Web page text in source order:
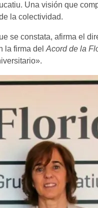
Una visión que
la colectividad.
se constata, afirma el
la firma del Acord de la